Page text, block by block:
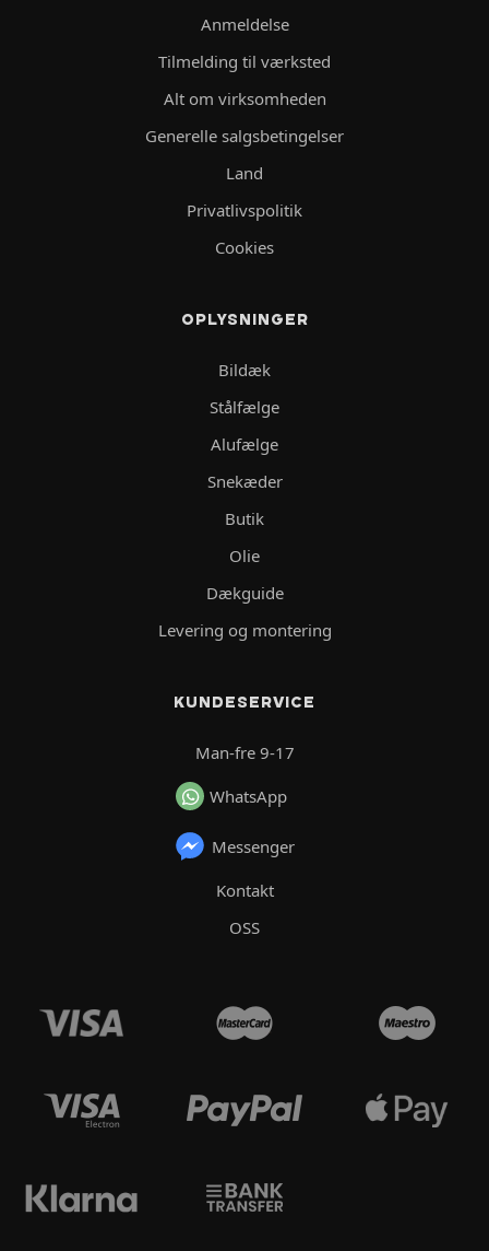
Anmeldelse
Tilmelding til værksted
Alt om virksomheden
Generelle salgsbetingelser
Land
Privatlivspolitik
Cookies
OPLYSNINGER
Bildæk
Stålfælge
Alufælge
Snekæder
Butik
Olie
Dækguide
Levering og montering
KUNDESERVICE
Man-fre 9-17
WhatsApp
Messenger
Kontakt
OSS